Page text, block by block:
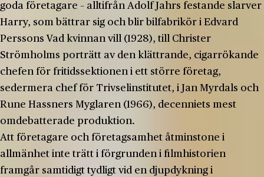
goda företagare – alltifrån Adolf Jahrs festande slarver
Harry, som bättrar sig och blir bilfabrikör i Edvard
Perssons Vad kvinnan vill (1928), till Christer
Strömholms porträtt av den klättrande, cigarrökande
chefen för fritidssektionen i ett större företag,
sedermera chef för Trivselinstitutet, i Jan Myrdals och
Rune Hassners Myglaren (1966), decenniets mest
omdebatterade produktion.
Att företagare och företagsamhet åtminstone i
allmänhet inte trätt i förgrunden i filmhistorien
framgår samtidigt tydligt vid en djupdykning i